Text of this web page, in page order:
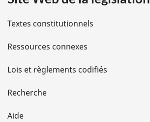
l
s
d
e
l
Textes constitutionnels
Ressources connexes
Lois et règlements codifiés
Recherche
Aide